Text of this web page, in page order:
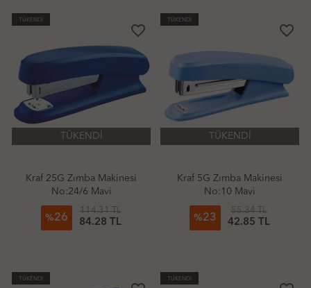
TÜKENDİ
favorite_border
TÜKENDİ
Kraf 25G Zımba Makinesi
No:24/6 Mavi
%26
114.31 TL
84.28 TL
TÜKENDİ
favorite_border
TÜKENDİ
Kraf 5G Zımba Makinesi
No:10 Mavi
%23
55.34 TL
42.85 TL
TÜKENDİ TÜKENDİ